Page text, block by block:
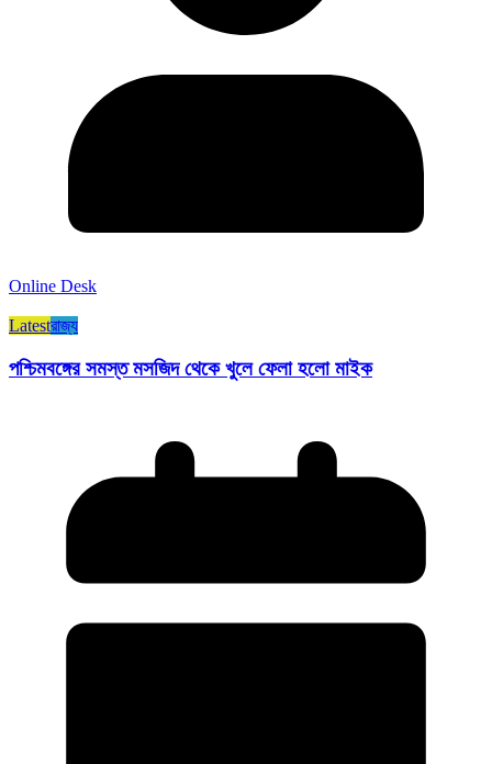
Online Desk
Latestরাজ্য​
পশ্চিমবঙ্গের সমস্ত মসজিদ থেকে খুলে ফেলা হলো মাইক